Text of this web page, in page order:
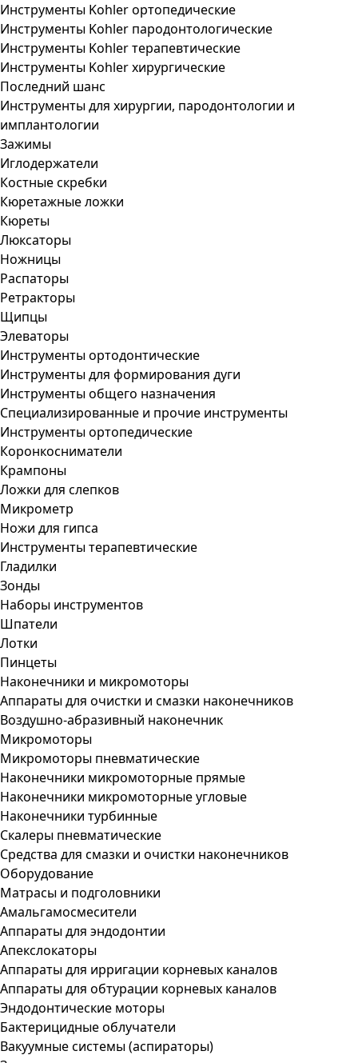
Инструменты Kohler ортопедические
Инструменты Kohler пародонтологические
Инструменты Kohler терапевтические
Инструменты Kohler хирургические
Последний шанс
Инструменты для хирургии, пародонтологии и
имплантологии
Зажимы
Иглодержатели
Костные скребки
Кюретажные ложки
Кюреты
Люксаторы
Ножницы
Распаторы
Ретракторы
Щипцы
Элеваторы
Инструменты ортодонтические
Инструменты для формирования дуги
Инструменты общего назначения
Специализированные и прочие инструменты
Инструменты ортопедические
Коронкосниматели
Крампоны
Ложки для слепков
Микрометр
Ножи для гипса
Инструменты терапевтические
Гладилки
Зонды
Наборы инструментов
Шпатели
Лотки
Пинцеты
Наконечники и микромоторы
Аппараты для очистки и смазки наконечников
Воздушно-абразивный наконечник
Микромоторы
Микромоторы пневматические
Наконечники микромоторные прямые
Наконечники микромоторные угловые
Наконечники турбинные
Скалеры пневматические
Средства для смазки и очистки наконечников
Оборудование
Матрасы и подголовники
Амальгамосмесители
Аппараты для эндодонтии
Апекслокаторы
Аппараты для ирригации корневых каналов
Аппараты для обтурации корневых каналов
Эндодонтические моторы
Бактерицидные облучатели
Вакуумные системы (аспираторы)